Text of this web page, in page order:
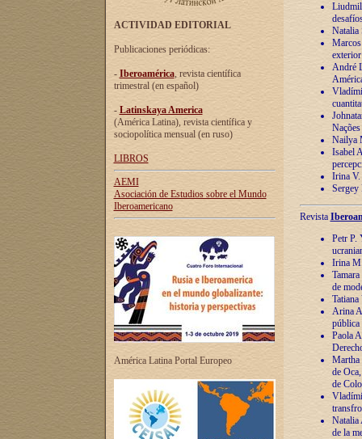
ACTIVIDAD EDITORIAL
Publicaciones periódicas:
- Iberoamérica, revista científica
trimestral (en español)
- Latinskaya America
(América Latina), revista científica y
sociopolítica mensual (en ruso)
LIBROS
AEMI
Asociación de Estudios sobre el Mundo
Iberoamericano
América Latina Portal Europeo
Natalia
André
Nailya
Isabel
Irina V.
Sergey
Revista
Petr P.
Irina
de
Arina
pública
Paola
Martha
de
de
Natalia
de la